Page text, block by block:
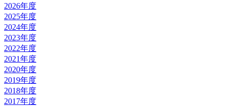
2026年度
2025年度
2024年度
2023年度
2022年度
2021年度
2020年度
2019年度
2018年度
2017年度